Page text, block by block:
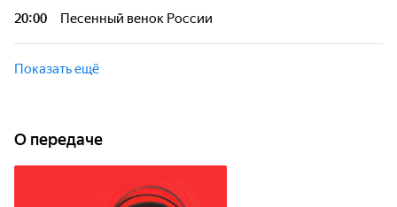
20:00 Песенный венок России
Показать ещё
О передаче